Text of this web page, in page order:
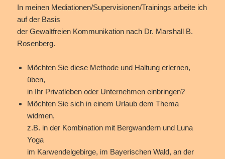
In meinen Mediationen/Supervisionen/Trainings arbeite ich
auf der Basis
der Gewaltfreien Kommunikation nach Dr. Marshall B.
Rosenberg.
Möchten Sie diese Methode und Haltung erlernen,
üben,
in Ihr Privatleben oder Unternehmen einbringen?
Möchten Sie sich in einem Urlaub dem Thema
widmen,
z.B. in der Kombination mit Bergwandern und Luna
Yoga
im Karwendelgebirge, im Bayerischen Wald, an der